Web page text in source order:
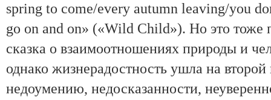
spring to come/every autumn leaving/you
go on and on» («Wild Child»). Но это тоже
сказка о взаимоотношениях природы и
однако жизнерадостность ушла на
недоумению, недосказанности,